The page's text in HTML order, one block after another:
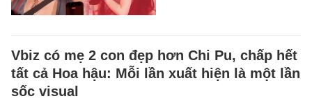
Vbiz có mẹ 2 con đẹp hơn Chi Pu, chấp hết
tất cả Hoa hậu: Mỗi lần xuất hiện là một lần
sốc visual